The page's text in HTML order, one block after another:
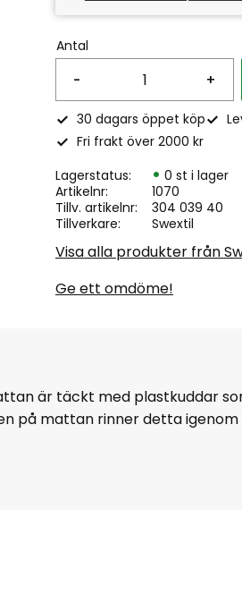
Antal
+
-
30 dagars öppet köp
Fri frakt över 2000 kr
Lagerstatus
0 st i lager
Artikelnr
1070
Tillv. artikelnr
304 039 40
Tillverkare
Swextil
Visa alla produkter från
Ge ett omdöme!
är täckt med plastkuddar
på mattan rinner detta